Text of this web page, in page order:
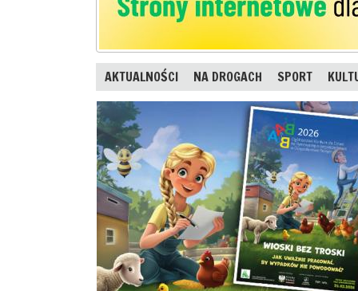
AKTUALNOŚCI NA DROGACH SPORT